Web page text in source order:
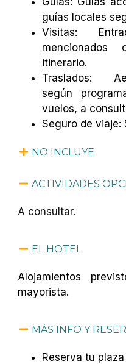
guías locales
Visitas:
itinerario.
Traslados:
según
vuelos, a
Seguro de viaje:
NO INCLUYE
ACTIVIDADES
A consultar.
EL HOTEL
Alojamientos
mayorista.
MÁS INFO Y
Reserva tu